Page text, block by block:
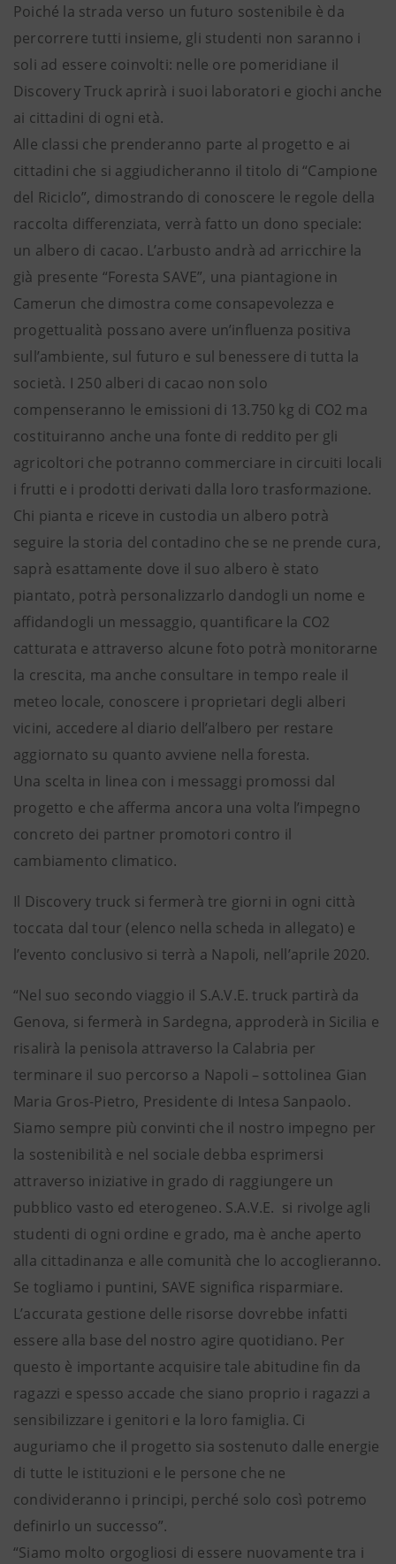
Poiché la strada verso un futuro sostenibile è da
percorrere tutti insieme, gli studenti non saranno i
soli ad essere coinvolti: nelle ore pomeridiane il
Discovery Truck aprirà i suoi laboratori e giochi anche
ai cittadini di ogni età.
Alle classi che prenderanno parte al progetto e ai
cittadini che si aggiudicheranno il titolo di “Campione
del Riciclo”, dimostrando di conoscere le regole della
raccolta differenziata, verrà fatto un dono speciale:
un albero di cacao. L’arbusto andrà ad arricchire la
già presente “Foresta SAVE”, una piantagione in
Camerun che dimostra come consapevolezza e
progettualità possano avere un’influenza positiva
sull’ambiente, sul futuro e sul benessere di tutta la
società. I 250 alberi di cacao non solo
compenseranno le emissioni di 13.750 kg di CO2 ma
costituiranno anche una fonte di reddito per gli
agricoltori che potranno commerciare in circuiti locali
i frutti e i prodotti derivati dalla loro trasformazione.
Chi pianta e riceve in custodia un albero potrà
seguire la storia del contadino che se ne prende cura,
saprà esattamente dove il suo albero è stato
piantato, potrà personalizzarlo dandogli un nome e
affidandogli un messaggio, quantificare la CO2
catturata e attraverso alcune foto potrà monitorarne
la crescita, ma anche consultare in tempo reale il
meteo locale, conoscere i proprietari degli alberi
vicini, accedere al diario dell’albero per restare
aggiornato su quanto avviene nella foresta.
Una scelta in linea con i messaggi promossi dal
progetto e che afferma ancora una volta l’impegno
concreto dei partner promotori contro il
cambiamento climatico.
Il Discovery truck si fermerà tre giorni in ogni città
toccata dal tour (elenco nella scheda in allegato) e
l’evento conclusivo si terrà a Napoli, nell’aprile 2020.
“Nel suo secondo viaggio il S.A.V.E. truck partirà da
Genova, si fermerà in Sardegna, approderà in Sicilia e
risalirà la penisola attraverso la Calabria per
terminare il suo percorso a Napoli – sottolinea Gian
Maria Gros-Pietro, Presidente di Intesa Sanpaolo.
Siamo sempre più convinti che il nostro impegno per
la sostenibilità e nel sociale debba esprimersi
attraverso iniziative in grado di raggiungere un
pubblico vasto ed eterogeneo. S.A.V.E. si rivolge agli
studenti di ogni ordine e grado, ma è anche aperto
alla cittadinanza e alle comunità che lo accoglieranno.
Se togliamo i puntini, SAVE significa risparmiare.
L’accurata gestione delle risorse dovrebbe infatti
essere alla base del nostro agire quotidiano. Per
questo è importante acquisire tale abitudine fin da
ragazzi e spesso accade che siano proprio i ragazzi a
sensibilizzare i genitori e la loro famiglia. Ci
auguriamo che il progetto sia sostenuto dalle energie
di tutte le istituzioni e le persone che ne
condivideranno i principi, perché solo così potremo
definirlo un successo”.
“Siamo molto orgogliosi di essere nuovamente tra i